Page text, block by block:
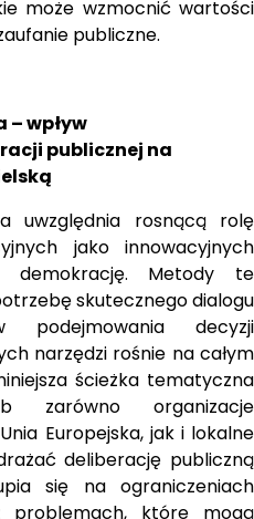
może wzmocnić wartości
publiczne.
– wpływ
publicznej na
uwzględnia rosnącą rolę
jako innowacyjnych
demokrację. Metody te
skutecznego dialogu
podejmowania decyzji
narzędzi rośnie na całym
ścieżka tematyczna
organizacje
Europejska, jak i lokalne
deliberację publiczną
się na ograniczeniach
problemach, które mogą